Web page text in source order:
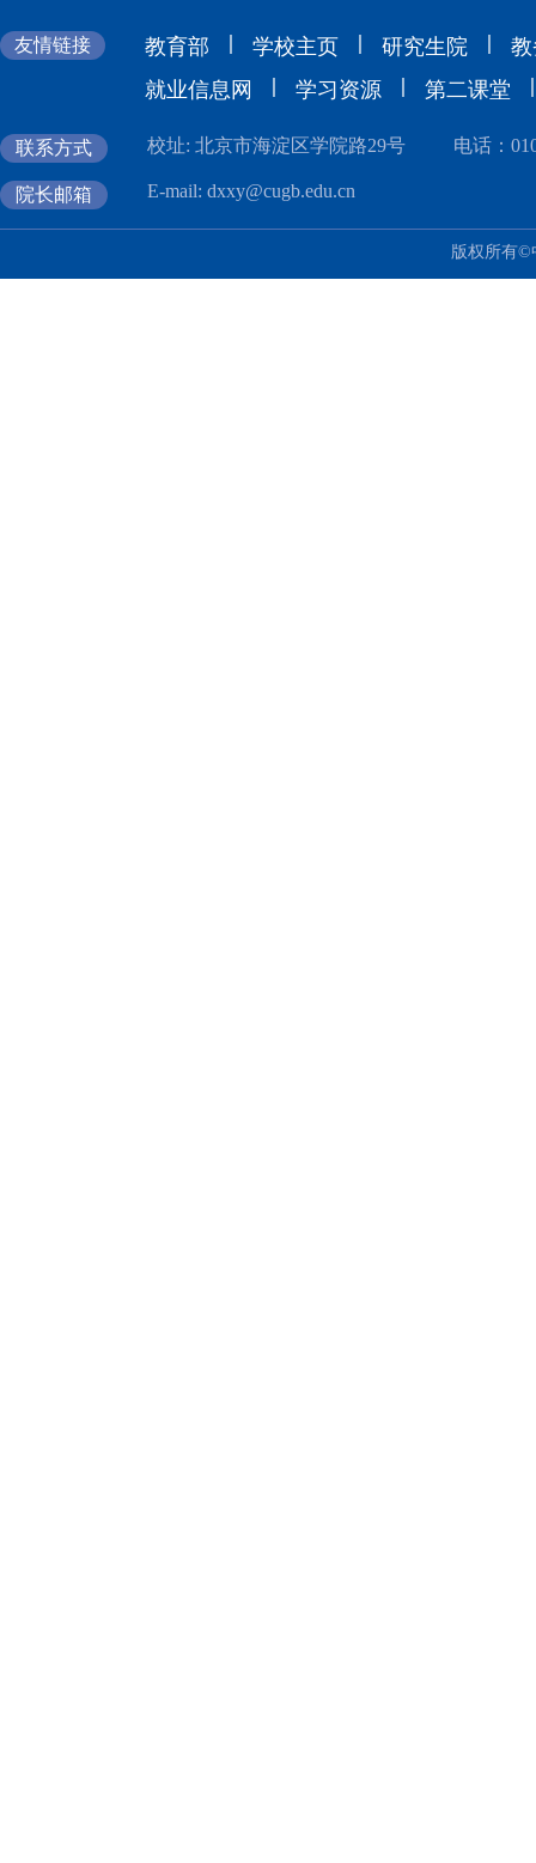
友情链接 教育部 | 学校主页 | 研究生院 |
就业信息网
| 学习资源 | 第二课堂 |
联系方式 校址: 北京市海淀区学院路29号 电话：
院长邮箱 E-mail: dxxy@cugb.edu.cn
版权所有©